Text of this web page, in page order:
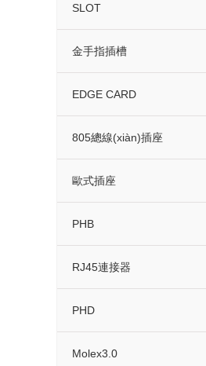
SLOT
金手指插槽
EDGE CARD
805總線(xiàn)插座
歐式插座
PHB
RJ45連接器
PHD
Molex3.0